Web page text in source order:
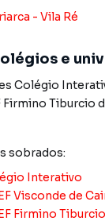
em construção
milhares
que mais
de forma
Na
ou alugar
na cidade e
- Vila Ré
e
Colégio
Firmino Tiburcio
sobrados:
Interativo
Visconde de
Firmino